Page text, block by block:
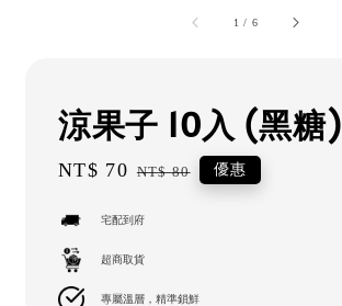
1 / 6
涼果子 10入 (黑糖)
Sale
NT$ 70 Regular
NT$ 80 優惠
宅配到府
超商取貨
專屬溫層，精準鎖鮮